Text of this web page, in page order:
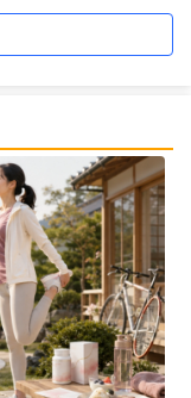
uống cải thiện thị lực,
+ EPA + Flaxseed
gói - Date 02/2027
|52.346